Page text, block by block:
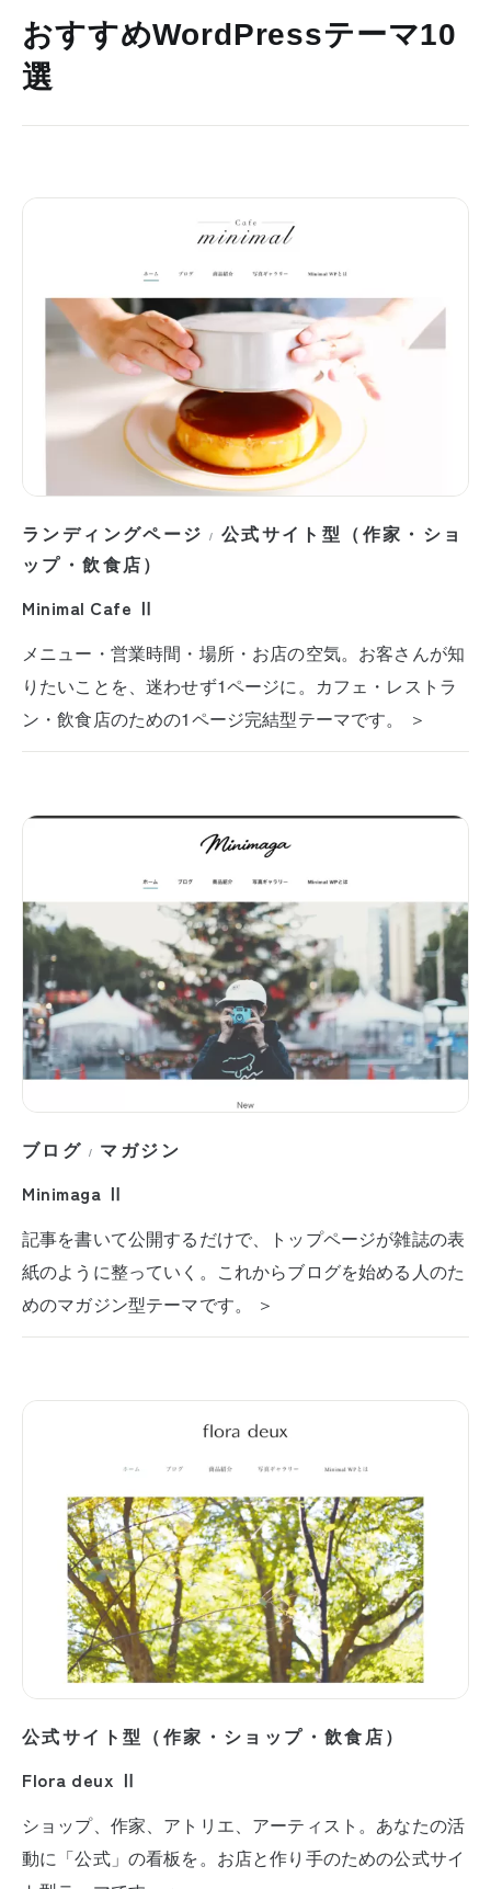
おすすめWordPressテーマ10
選
ランディングページ / 公式サイト型（作家・ショ
ップ・飲食店）
Minimal Cafe Ⅱ
メニュー・営業時間・場所・お店の空気。お客さんが知
りたいことを、迷わせず1ページに。カフェ・レストラ
ン・飲食店のための1ページ完結型テーマです。 ＞
ブログ / マガジン
Minimaga Ⅱ
記事を書いて公開するだけで、トップページが雑誌の表
紙のように整っていく。これからブログを始める人のた
めのマガジン型テーマです。 ＞
公式サイト型（作家・ショップ・飲食店）
Flora deux Ⅱ
ショップ、作家、アトリエ、アーティスト。あなたの活
動に「公式」の看板を。お店と作り手のための公式サイ